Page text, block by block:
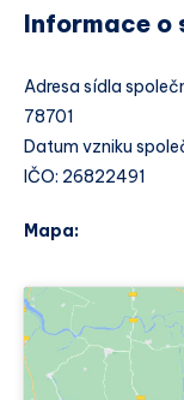
Informace o
Adresa sídla
78701
Datum vzniku
IČO: 26822491
Mapa: